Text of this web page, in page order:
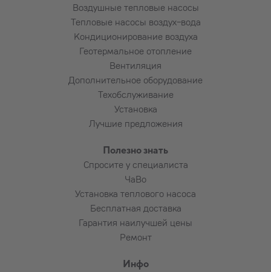
Воздушные тепловые насосы
Тепловые насосы воздух-вода
Кондиционирование воздуха
Геотермальное отопление
Вентиляция
Дополнительное оборудование
Техобслуживание
Установка
Лучшие предложения
Полезно знать
Спросите у специалиста
ЧаВо
Установка теплового насоса
Бесплатная доставка
Гарантия наилучшей цены
Ремонт
Инфо